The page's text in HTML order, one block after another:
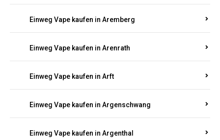
Einweg Vape kaufen in Aremberg
Einweg Vape kaufen in Arenrath
Einweg Vape kaufen in Arft
Einweg Vape kaufen in Argenschwang
Einweg Vape kaufen in Argenthal